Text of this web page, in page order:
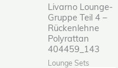
Livarno Lounge-
Gruppe Teil 4 –
Rückenlehne
Polyrattan
404459_143
Lounge Sets